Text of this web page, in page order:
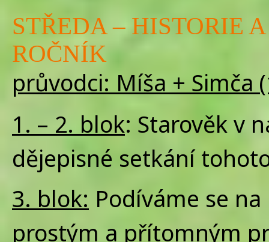
STŘEDA – HISTORIE
ROČNÍK
průvodci: Míša + Simča
1. – 2. blok: Starověk v
dějepisné setkání
3. blok: Podíváme se
prostým a přítomným